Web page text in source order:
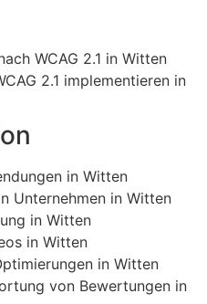
WCAG 2.1 in Witten
2.1 implementieren in
in Witten
Unternehmen in Witten
in Witten
in Witten
in Witten
von Bewertungen in